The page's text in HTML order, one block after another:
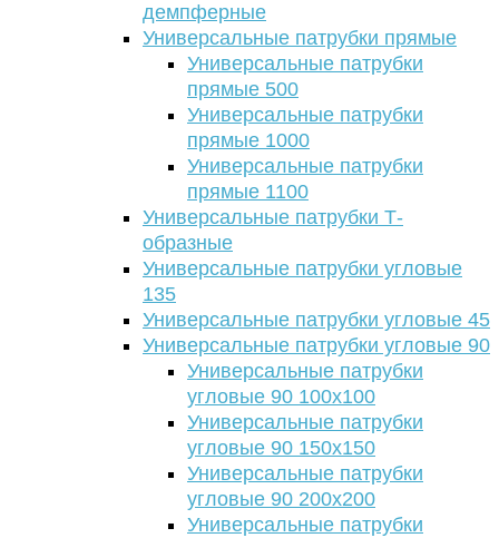
демпферные
Универсальные патрубки прямые
Универсальные патрубки
прямые 500
Универсальные патрубки
прямые 1000
Универсальные патрубки
прямые 1100
Универсальные патрубки Т-
образные
Универсальные патрубки угловые
135
Универсальные патрубки угловые 45
Универсальные патрубки угловые 90
Универсальные патрубки
угловые 90 100х100
Универсальные патрубки
угловые 90 150х150
Универсальные патрубки
угловые 90 200х200
Универсальные патрубки